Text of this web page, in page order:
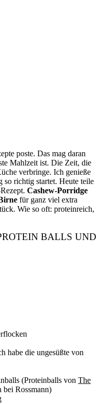
poste. Das mag daran
Mahlzeit ist. Die Zeit, die
verbringe. Ich genieße
so richtig startet. Heute teile
Cashew-Porridge
für ganz viel extra
Wie so oft: proteinreich,
BALLS UND
habe die ungesüßte von
(Proteinballs von The
bei Rossmann)